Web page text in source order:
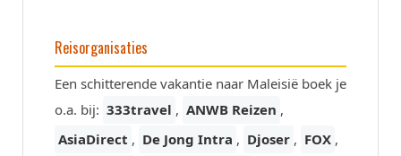
Reisorganisaties
Een schitterende vakantie naar Maleisië boek je
o.a. bij: 333travel , ANWB Reizen ,
AsiaDirect , De Jong Intra , Djoser , FOX ,